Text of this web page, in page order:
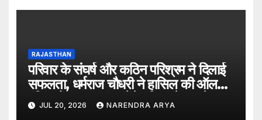
RAJASTHAN
परिवार के संघर्ष और कठिन परिश्रम ने दिलाई
सफलता, धर्मराज चौधरी ने हासिल की ऑल
इंडिया रैंक 6400, बनेंगे परिवार के पहले
डॉक्टर
JUL 20, 2026 NARENDRA ARYA